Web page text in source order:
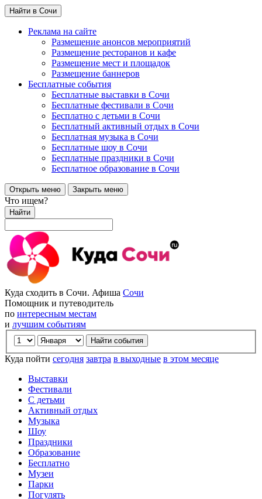
Найти в Сочи
Реклама на сайте
Размещение анонсов мероприятий
Размещение ресторанов и кафе
Размещение мест и площадок
Размещение баннеров
Бесплатные события
Бесплатные выставки в Сочи
Бесплатные фестивали в Сочи
Бесплатно с детьми в Сочи
Бесплатный активный отдых в Сочи
Бесплатная музыка в Сочи
Бесплатные шоу в Сочи
Бесплатные праздники в Сочи
Бесплатное образование в Сочи
Открыть меню Закрыть меню
Что ищем?
Найти
Куда сходить в Сочи. Афиша Сочи
Помощник и путеводитель
по интересным местам
и лучшим событиям
Куда пойти сегодня завтра в выходные в этом месяце
Выставки
Фестивали
С детьми
Активный отдых
Музыка
Шоу
Праздники
Образование
Бесплатно
Музеи
Парки
Погулять